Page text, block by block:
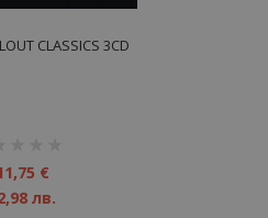
CLASSICS 3CD
€
лв.